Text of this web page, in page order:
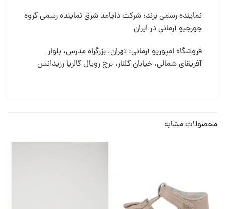
نماینده رسمی برند: شرکت دایامد شرق نماینده رسمی گروه
جورجیو آرمانی در ایران
فروشگاه امپوریو آرمانی: تهران، بزرگراه مدرس، بلوار
آفریقای شمالی، خیابان گلنار، برج رویال گالریا رزیدانس
محصولات مشابه